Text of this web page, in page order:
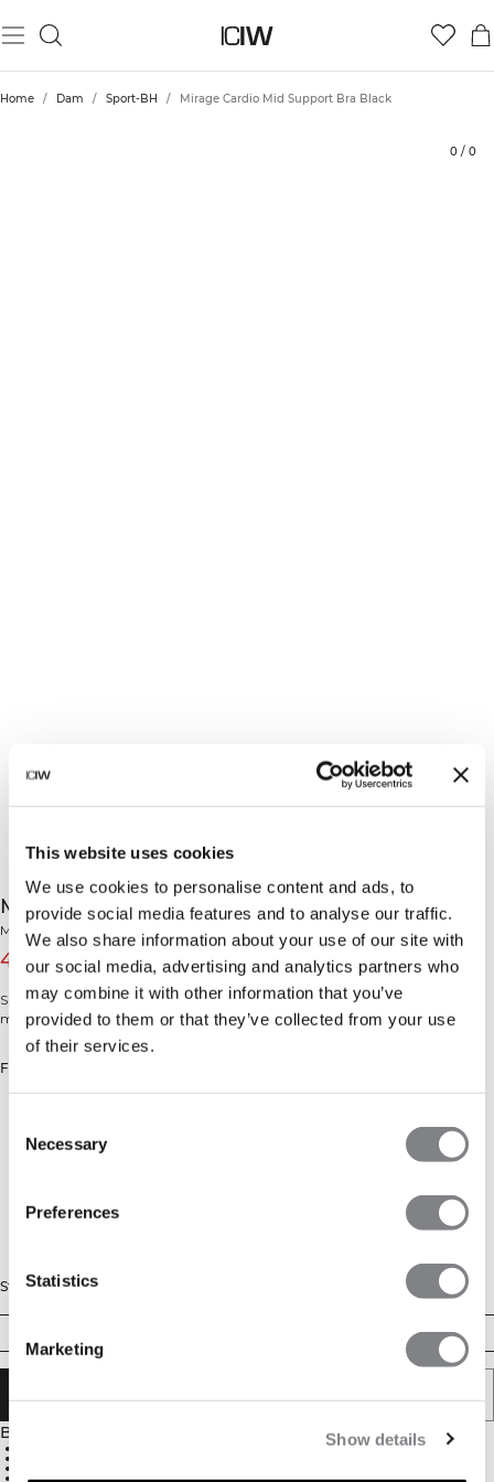
This website uses cookies
We use cookies to personalise content and ads, to
provide social media features and to analyse our traffic.
We also share information about your use of our site with
our social media, advertising and analytics partners who
may combine it with other information that you’ve
provided to them or that they’ve collected from your use
of their services.
Selection
Necessary
Preferences
Statistics
Marketing
Show details
Home / Dam / Sport-BH / Mirage Cardio Mid Support Bra Black
0 / 0
Mirage Cardio Mid Support Bra Black
Mirage Collection
419 SEK599 SEK (-30%)
Sport-bh med medelstöd i mjuk polyamidblandning. Fukttransporterande
med stretchig, säker passform.
Färg: Black
Storlek
XXL
Beskrivning
Ventilerande